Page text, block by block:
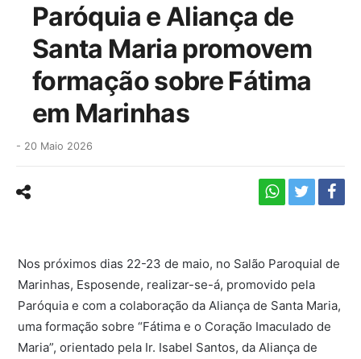
Paróquia e Aliança de
Santa Maria promovem
formação sobre Fátima
em Marinhas
- 20 Maio 2026
Nos próximos dias 22-23 de maio, no Salão Paroquial de
Marinhas, Esposende, realizar-se-á, promovido pela
Paróquia e com a colaboração da Aliança de Santa Maria,
uma formação sobre “Fátima e o Coração Imaculado de
Maria”, orientado pela Ir. Isabel Santos, da Aliança de